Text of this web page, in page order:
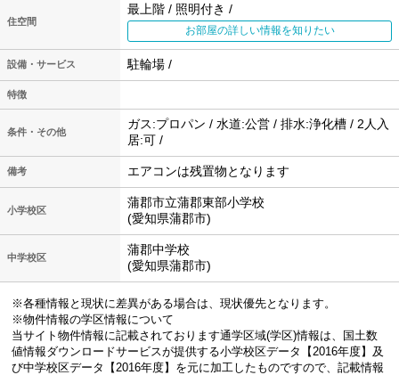
住空間
最上階 / 照明付き /
お部屋の詳しい情報を知りたい
設備・サービス 駐輪場 /
特徴
条件・その他
ガス:プロパン / 水道:公営 / 排水:浄化槽 / 2人入
居:可 /
備考 エアコンは残置物となります
小学校区
蒲郡市立蒲郡東部小学校
(愛知県蒲郡市)
中学校区
蒲郡中学校
(愛知県蒲郡市)
※各種情報と現状に差異がある場合は、現状優先となります。
※物件情報の学区情報について
当サイト物件情報に記載されております通学区域(学区)情報は、国土数
値情報ダウンロードサービスが提供する小学校区データ【2016年度】及
び中学校区データ【2016年度】を元に加工したものですので、記載情報